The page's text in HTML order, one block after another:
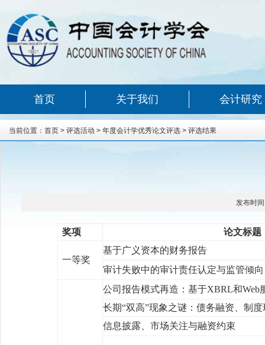
首页 关于我们 会计研究
当前位置： 首页 > 评选活动 > 年度会计学优秀论文评选 > 评选结果
发布时
奖项 论文标题
一等奖
基于广义资本的财务报告
审计失败中的审计责任认定与监管倾
公司报告模式再造：基于XBRL和Web
长期“双高”现象之谜：债务融资、制
信息披露、市场关注与融资约束